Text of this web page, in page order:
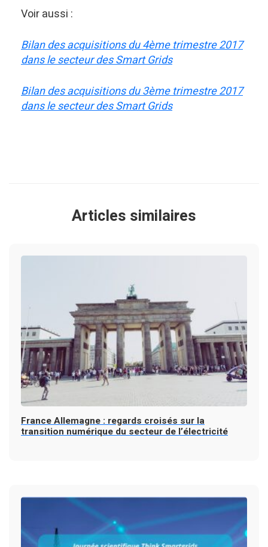
Voir aussi :
Bilan des acquisitions du 4ème trimestre 2017
dans le secteur des Smart Grids
Bilandesacquisitionsdu3èmetrimestre2017
danslesecteurdesSmartGrids
Articles similaires
France Allemagne : regards croisés sur la
transition numérique du secteur de l’électricité